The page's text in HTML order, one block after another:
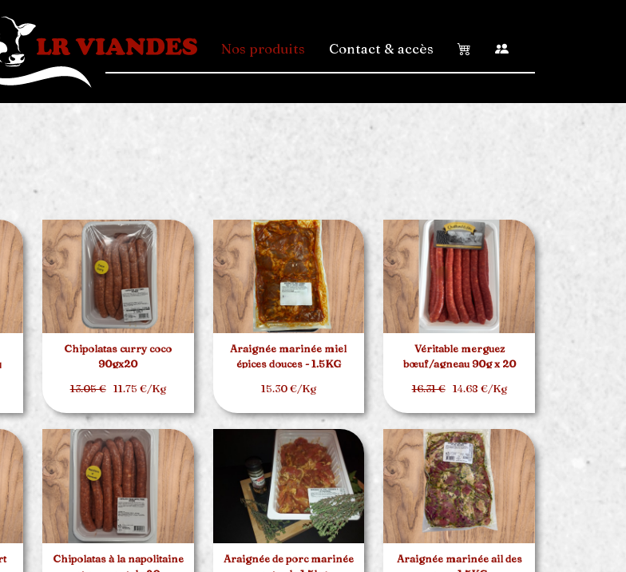
Nos produits Contact & accès
Chipolatas curry coco
90gx20
13.05 €11.75 €/Kg
Araignée marinée miel
épices douces - 1.5KG
15.30 €/Kg
Véritable merguez
bœuf/agneau 90g x 20
16.31 €14.68 €/Kg
Chipolatas à la napolitaine
Araignée de porc marinée
Araignée marinée ail des